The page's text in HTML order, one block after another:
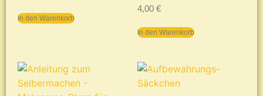
In den Warenkorb
4,00 €
In den Warenkorb